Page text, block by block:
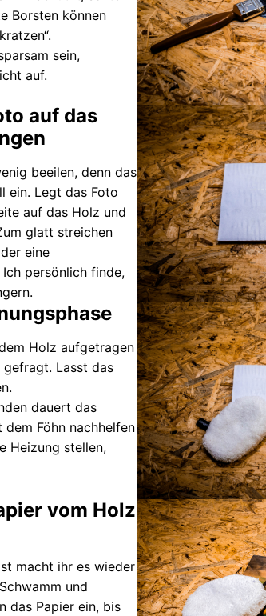
Borsten können
sein,
auf.
auf das
beeilen, denn das
ein. Legt das Foto
auf das Holz und
glatt streichen
eine
persönlich finde,
Holz aufgetragen
Lasst das
dauert das
dem Föhn nachhelfen
Heizung stellen,
vom Holz
macht ihr es wieder
und
das Papier ein, bis